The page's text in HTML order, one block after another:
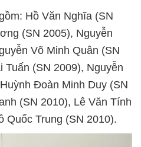
Hồ Văn Nghĩa (SN
(SN 2005), Nguyễn
Võ Minh Quân (SN
Tuấn (SN 2009), Nguyễn
Đoàn Minh Duy (SN
(SN 2010), Lê Văn Tính
Quốc Trung (SN 2010).